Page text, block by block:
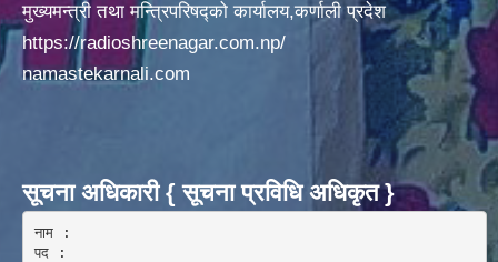
मुख्यमन्त्री तथा मन्त्रिपरिषद्को कार्यालय,कर्णाली प्रदेश
https://radioshreenagar.com.np/
namastekarnali.com
सूचना अधिकारी { सूचना प्रविधि अधिकृत }
नाम :
पद :